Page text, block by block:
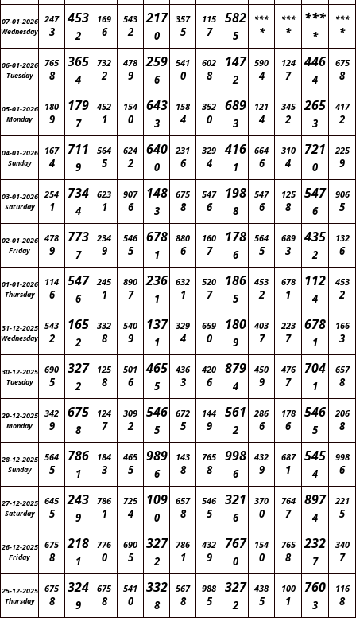
07-01-2026
Wednesday
247
3
453
2
169
6
543
2
217
0
357
5
115
7
582
5
***
*
***
*
***
*
***
*
06-01-2026
Tuesday
765
8
365
4
732
2
478
9
259
6
541
0
602
8
147
2
590
4
124
7
446
4
675
8
05-01-2026
Monday
180
9
179
7
452
1
154
0
643
3
158
4
352
0
689
3
121
4
345
2
265
3
417
2
04-01-2026
Sunday
167
4
711
9
564
5
624
2
640
0
231
6
329
4
416
1
664
6
310
4
721
0
225
9
03-01-2026
Saturday
254
1
734
4
623
1
907
6
148
3
675
8
547
6
198
8
547
6
125
8
547
6
906
5
02-01-2026
Friday
478
9
773
7
234
9
546
5
678
1
880
6
160
7
178
6
564
5
689
3
435
2
132
6
01-01-2026
Thursday
114
6
547
6
245
1
890
7
236
1
632
1
520
7
186
5
453
2
678
1
112
4
453
2
31-12-2025
Wednesday
543
2
165
2
332
8
540
9
137
1
329
4
659
0
180
9
403
7
223
7
678
1
166
3
30-12-2025
Tuesday
690
5
327
2
125
8
501
6
465
5
436
3
420
6
879
4
450
9
476
7
704
1
657
8
29-12-2025
Monday
342
9
675
8
124
7
309
2
546
5
672
5
144
9
561
2
286
6
178
6
546
5
206
8
28-12-2025
Sunday
564
5
786
1
184
3
465
5
989
6
143
8
765
8
998
6
432
9
687
1
545
4
998
6
27-12-2025
Saturday
645
5
243
9
786
1
725
4
109
0
657
8
546
5
321
6
370
0
764
7
897
4
221
5
26-12-2025
Friday
675
8
218
1
776
0
690
5
327
2
786
1
432
9
767
0
154
0
765
8
232
7
340
7
25-12-2025
Thursday
675
8
324
9
675
8
541
0
332
8
567
8
988
5
327
2
438
5
100
1
760
3
116
8